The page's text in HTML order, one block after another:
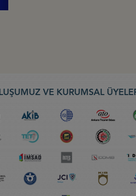
VE KURUMSAL